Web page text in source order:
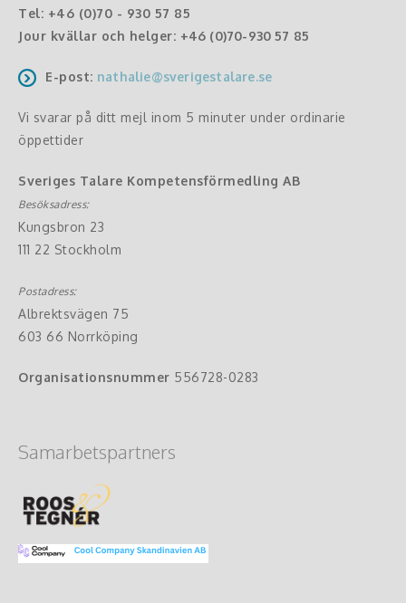
Tel: +46 (0)70 - 930 57 85
Jour kvällar och helger: +46 (0)70-930 57 85
E-post: nathalie@sverigestalare.se
Vi svarar på ditt mejl inom 5 minuter under ordinarie
öppettider
Sveriges Talare Kompetensförmedling AB
Besöksadress:
Kungsbron 23
111 22 Stockholm
Postadress:
Albrektsvägen 75
603 66 Norrköping
Organisationsnummer 556728-0283
Samarbetspartners